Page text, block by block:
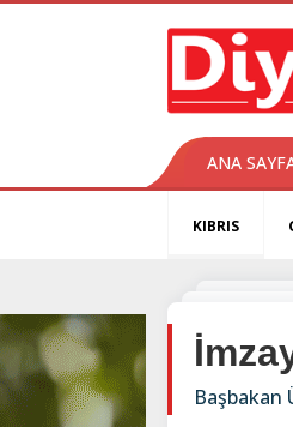
ANA
KIBRIS
Başbakan